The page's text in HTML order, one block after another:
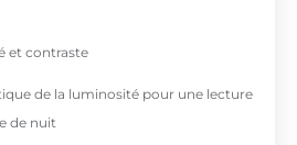
et contraste
de la luminosité pour une lecture
de nuit